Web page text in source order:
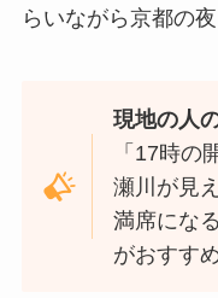
らいながら京都の
現地の人
「17時の
瀬川が見
満席にな
がおすす